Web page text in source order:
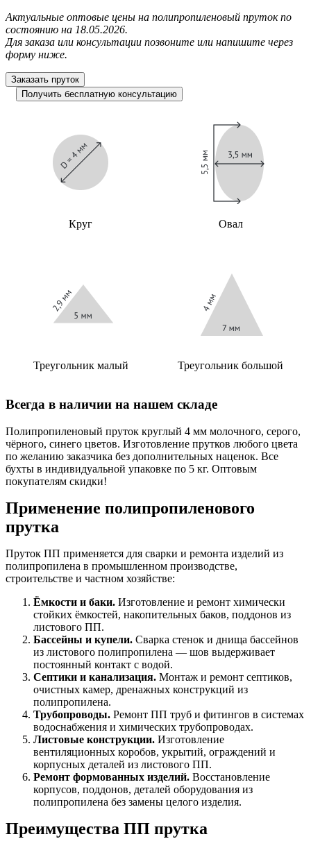
Актуальные оптовые цены на полипропиленовый пруток по
состоянию на 18.05.2026.
Для заказа или консультации позвоните или напишите через
форму ниже.
Круг Овал
Треугольник малый Треугольник большой
Всегда в наличии на нашем складе
Полипропиленовый пруток круглый 4 мм молочного, серого,
чёрного, синего цветов. Изготовление прутков любого цвета
по желанию заказчика без дополнительных наценок. Все
бухты в индивидуальной упаковке по 5 кг. Оптовым
покупателям скидки!
Применение полипропиленового
прутка
Пруток ПП применяется для сварки и ремонта изделий из
полипропилена в промышленном производстве,
строительстве и частном хозяйстве:
Ёмкости и баки. Изготовление и ремонт химически
стойких ёмкостей, накопительных баков, поддонов из
листового ПП.
Бассейны и купели. Сварка стенок и днища бассейнов
из листового полипропилена — шов выдерживает
постоянный контакт с водой.
Септики и канализация. Монтаж и ремонт септиков,
очистных камер, дренажных конструкций из
полипропилена.
Трубопроводы. Ремонт ПП труб и фитингов в системах
водоснабжения и химических трубопроводах.
Листовые конструкции. Изготовление
вентиляционных коробов, укрытий, ограждений и
корпусных деталей из листового ПП.
Ремонт формованных изделий. Восстановление
корпусов, поддонов, деталей оборудования из
полипропилена без замены целого изделия.
Преимущества ПП прутка